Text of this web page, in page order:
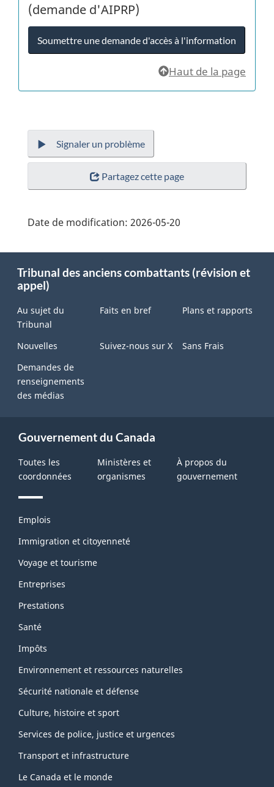
(demande d'AIPRP)
Soumettre une demande d'accès à l'information
Haut de la page
Signaler un problème
Partagez cette page
Date de modification: 2026-05-20
this
site
Tribunal des anciens combattants (révision et
appel)
Au sujet du
Tribunal
Faits en bref Plans et rapports
Nouvelles Suivez-nous sur X
Sans Frais
Demandes de
renseignements
des médias
Gouvernement du Canada
Toutes les
coordonnées
Ministères et
organismes
À propos du
gouvernement
Thèmes
sujets
Emplois
Immigration et citoyenneté
Voyage et tourisme
Entreprises
Prestations
Santé
Impôts
Environnement et ressources naturelles
Sécurité nationale et défense
Culture, histoire et sport
Services de police, justice et urgences
Transport et infrastructure
Le Canada et le monde